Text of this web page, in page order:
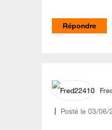
Répondre
Posté le ‎03/06/